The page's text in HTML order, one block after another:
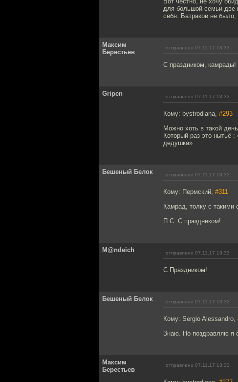
для большой семьи две
себя. Батраков не
Максим
Берестьев
отправлено 07.11.17 13:33
С праздником, камрады!
Gripen отправлено 07.11.17 13:33
Кому: bystrodiana, #293
Можно хоть в такой
Который раз это нытьё
дедушка»
Бешеный Белок отправлено 07.11.17 13:33
Кому: Пермский, #311
Камрад, толку с такими
П.С. С праздником!
M@ndeich отправлено 07.11.17 13:33
С Праздником!
Бешеный Белок отправлено 07.11.17 13:33
Кому: Sergio Alessandro,
Знаю. Но поздравляю я
Максим
Берестьев
отправлено 07.11.17 13:33